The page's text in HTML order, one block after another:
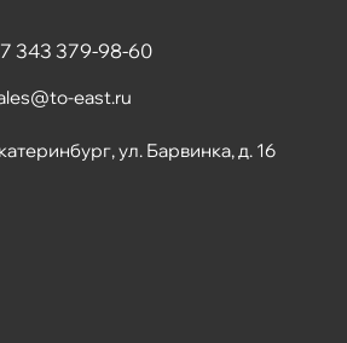
343 379-98-60
east.ru
ул. Барвинка, д. 16